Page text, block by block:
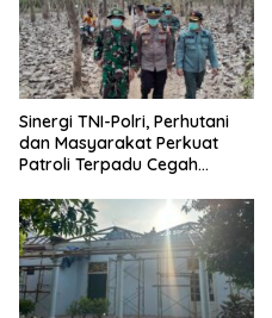
Sinergi TNI-Polri, Perhutani
dan Masyarakat Perkuat
Patroli Terpadu Cegah